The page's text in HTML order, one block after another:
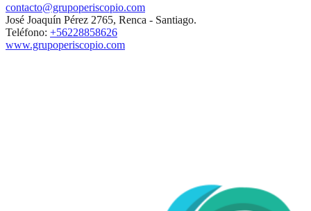
contacto@grupoperiscopio.com
José Joaquín Pérez 2765, Renca - Santiago.
Teléfono: +56228858626
www.grupoperiscopio.com